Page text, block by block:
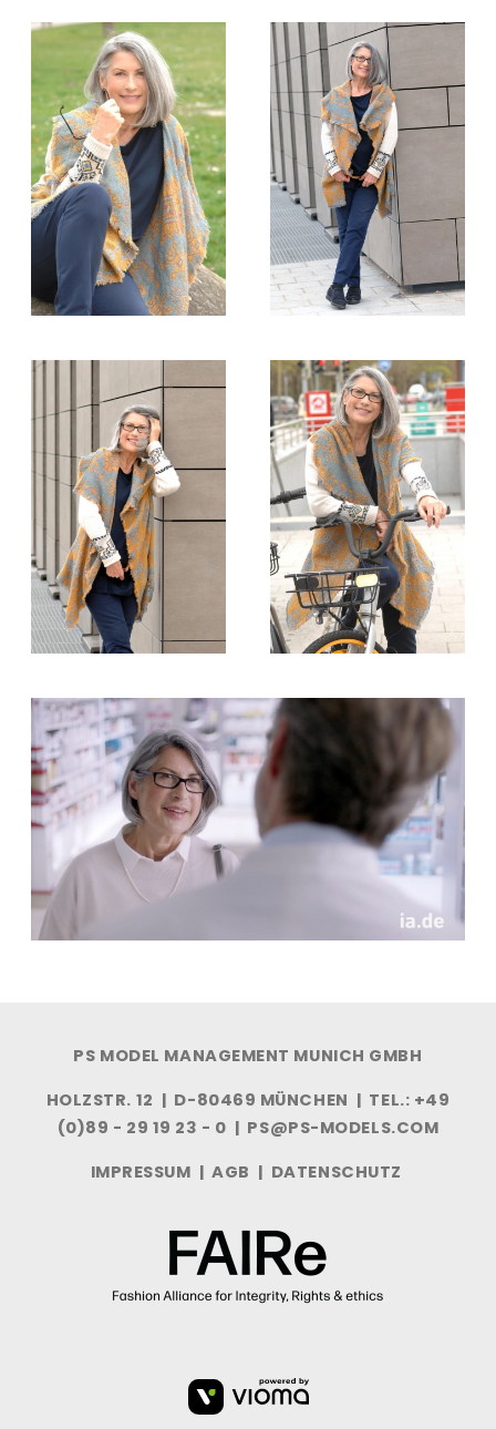
PS MODEL MANAGEMENT MUNICH GMBH
HOLZSTR. 12 | D-80469 MÜNCHEN | TEL.: +49
(0)89 - 29 19 23 - 0 | PS@PS-MODELS.COM
IMPRESSUM |AGB | DATENSCHUTZ
VIOMA
GMBH